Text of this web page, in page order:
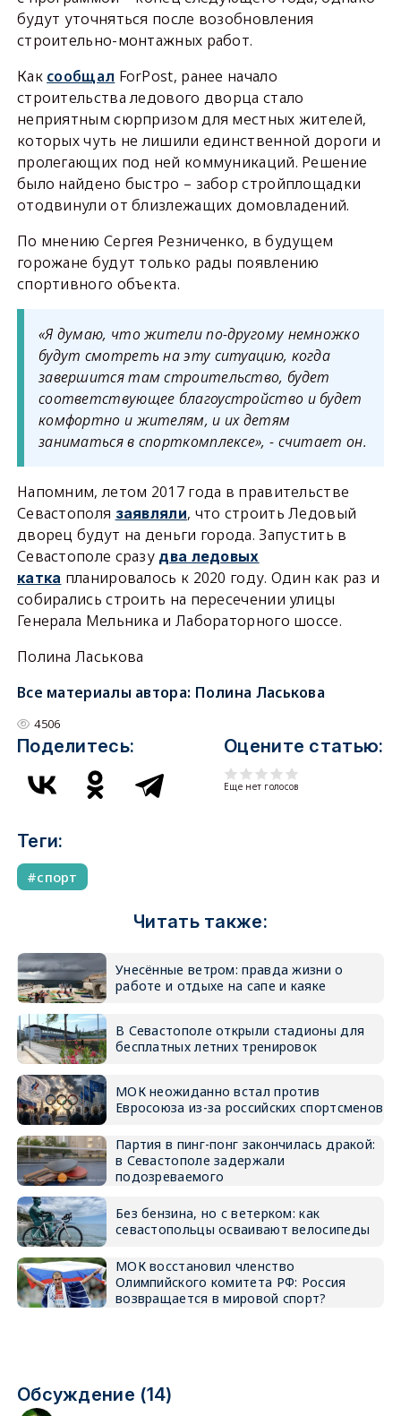
будут уточняться после возобновления
строительно-монтажных работ.
Как сообщал ForPost, ранее начало
строительства ледового дворца стало
неприятным сюрпризом для местных жителей,
которых чуть не лишили единственной дороги и
пролегающих под ней коммуникаций. Решение
было найдено быстро – забор стройплощадки
отодвинули от близлежащих домовладений.
По мнению Сергея Резниченко, в будущем
горожане будут только рады появлению
спортивного объекта.
«Я думаю, что жители по-другому немножко
будут смотреть на эту ситуацию, когда
завершится там строительство, будет
соответствующее благоустройство и будет
комфортно и жителям, и их детям
заниматься в спорткомплексе», - считает он.
Напомним, летом 2017 года в правительстве
Севастополя заявляли, что строить Ледовый
дворец будут на деньги города. Запустить в
Севастополе сразу два ледовых
катка планировалось к 2020 году. Один как раз и
собирались строить на пересечении улицы
Генерала Мельника и Лабораторного шоссе.
Полина Ласькова
Все материалы автора: Полина Ласькова
4506
Поделитесь: Оцените статью:
Еще нет голосов
Теги:
спорт
Читать также:
Унесённые ветром: правда жизни о
работе и отдыхе на сапе и каяке
В Севастополе открыли стадионы для
бесплатных летних тренировок
МОК неожиданно встал против
Евросоюза из-за российских спортсменов
Партия в пинг-понг закончилась дракой:
в Севастополе задержали
подозреваемого
Без бензина, но с ветерком: как
севастопольцы осваивают велосипеды
МОК восстановил членство
Олимпийского комитета РФ: Россия
возвращается в мировой спорт?
Обсуждение (14)